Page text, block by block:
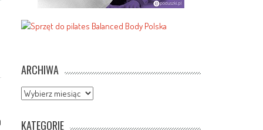
ARCHIWA
Archiwa
KATEGORIE